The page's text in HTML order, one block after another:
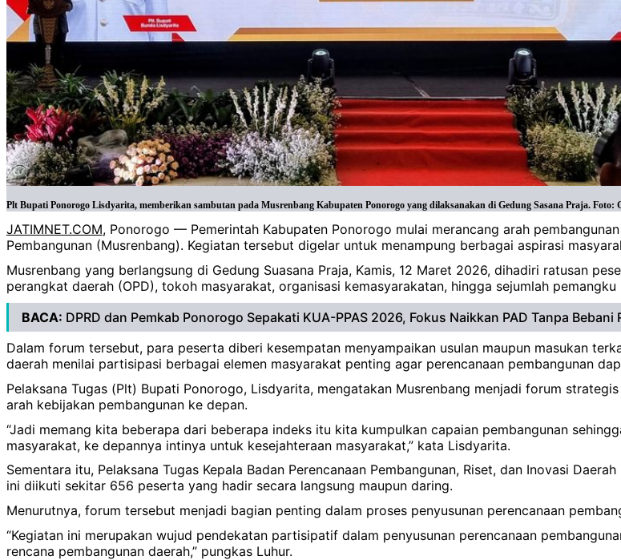
Plt Bupati Ponorogo Lisdyarita, memberikan sambutan pada Musrenbang Kabupaten Ponorogo yang dilaksanakan di Gedung Sasana Praja. Foto:
JATIMNET.COM, Ponorogo — Pemerintah Kabupaten Ponorogo mulai merancang arah
Pembangunan (Musrenbang). Kegiatan tersebut digelar untuk menampung berbagai aspirasi
Musrenbang yang berlangsung di Gedung Suasana Praja, Kamis, 12 Maret 2026, dihadiri ratusan
perangkat daerah (OPD), tokoh masyarakat, organisasi kemasyarakatan, hingga sejumlah
BACA: DPRD dan Pemkab Ponorogo Sepakati KUA-PPAS 2026, Fokus Naikkan PAD Tanpa Bebani
Dalam forum tersebut, para peserta diberi kesempatan menyampaikan usulan maupun masukan
daerah menilai partisipasi berbagai elemen masyarakat penting agar perencanaan pembangunan
Pelaksana Tugas (Plt) Bupati Ponorogo, Lisdyarita, mengatakan Musrenbang menjadi forum
arah kebijakan pembangunan ke depan.
“Jadi memang kita beberapa dari beberapa indeks itu kita kumpulkan capaian pembangunan
masyarakat, ke depannya intinya untuk kesejahteraan masyarakat,” kata Lisdyarita.
Sementara itu, Pelaksana Tugas Kepala Badan Perencanaan Pembangunan, Riset, dan Inovasi
ini diikuti sekitar 656 peserta yang hadir secara langsung maupun daring.
Menurutnya, forum tersebut menjadi bagian penting dalam proses penyusunan perencanaan
“Kegiatan ini merupakan wujud pendekatan partisipatif dalam penyusunan perencanaan
rencana pembangunan daerah,” pungkas Luhur.